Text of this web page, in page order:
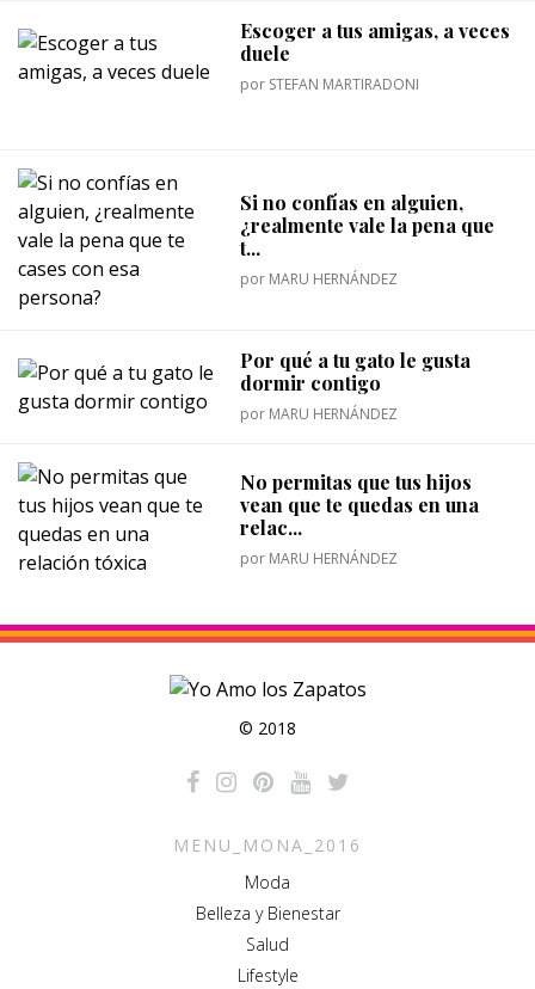
Escoger a tus amigas, a veces
duele
por STEFAN MARTIRADONI
Si no confías en alguien,
¿realmente vale la pena que
t...
por MARU HERNÁNDEZ
Por qué a tu gato le gusta
dormir contigo
por MARU HERNÁNDEZ
No permitas que tus hijos
vean que te quedas en una
relac...
por MARU HERNÁNDEZ
© 2018
MENU_MONA_2016
Moda
Belleza y Bienestar
Salud
Lifestyle